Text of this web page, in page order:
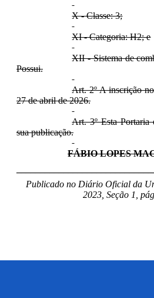
X - Classe: 3;
XI - Categoria: H2; e
XII - Sistema de
Possui.
Art. 2º A inscrição
27 de abril de 2026.
Art. 3º Esta Portaria
sua publicação.
FÁBIO LOPES
Publicado no Diário Oficial da
2023, Seção 1,